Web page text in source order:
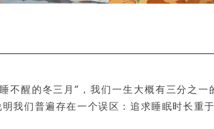
不醒的冬三月”，我们一生大概有三分之一
我们普遍存在一个误区：追求睡眠时长重于